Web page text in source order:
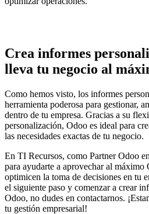
Crea informes
lleva tu negocio al
Como hemos visto, los informes
herramienta poderosa para gestionar,
dentro de tu empresa. Gracias a su
personalización, Odoo es ideal para
las necesidades exactas de tu negocio.
En TI Recursos, como Partner Odoo
para ayudarte a aprovechar al
optimicen la toma de decisiones en tu
el siguiente paso y comenzar a crear
Odoo, no dudes en contactarnos.
tu gestión empresarial!